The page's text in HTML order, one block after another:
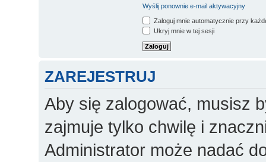
Wyślij ponownie e-mail aktywacyjny
Zaloguj mnie automatycznie przy
Ukryj mnie w tej sesji
ZAREJESTRUJ
Aby się zalogować, musisz
zajmuje tylko chwilę i
Administrator może nadać